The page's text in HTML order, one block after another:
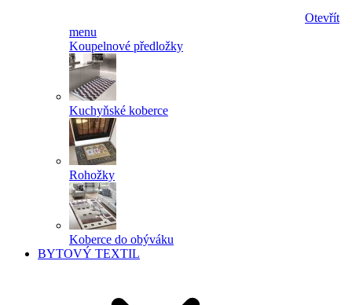
Otevřít
menu
Koupelnové předložky
Kuchyňské koberce
Rohožky
Koberce do obýváku
BYTOVÝ TEXTIL